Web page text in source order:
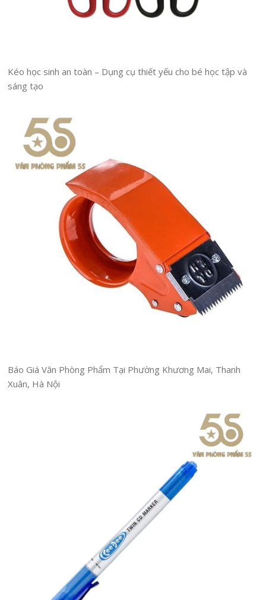
Kéo học sinh an toàn – Dụng cụ thiết yếu cho bé học tập và
sáng tạo
Báo Giá Văn Phòng Phẩm Tại Phường Khương Mai, Thanh
Xuân, Hà Nội